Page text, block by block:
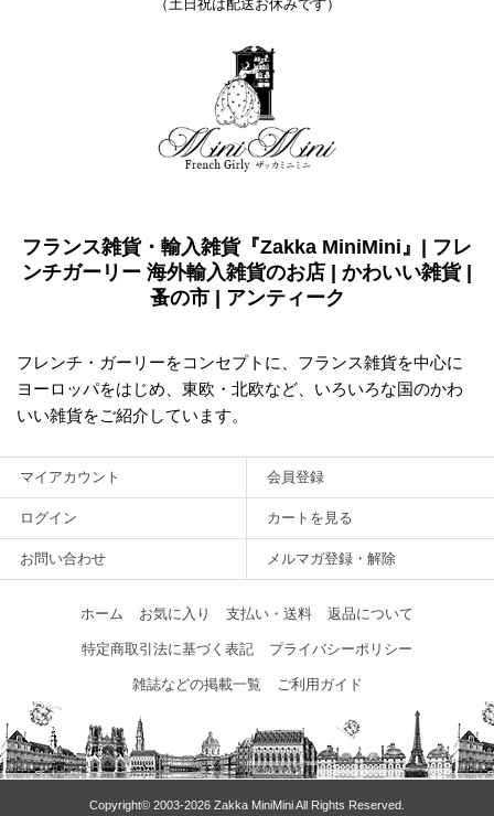
（土日祝は配送お休みです）
フランス雑貨・輸入雑貨『Zakka MiniMini』| フレ
ンチガーリー 海外輸入雑貨のお店 | かわいい雑貨 |
蚤の市 | アンティーク
フレンチ・ガーリーをコンセプトに、フランス雑貨を中心に
ヨーロッパをはじめ、東欧・北欧など、いろいろな国のかわ
いい雑貨をご紹介しています。
マイアカウント 会員登録
ログイン カートを見る
お問い合わせ メルマガ登録・解除
ホーム お気に入り 支払い・送料 返品について
特定商取引法に基づく表記 プライバシーポリシー
雑誌などの掲載一覧 ご利用ガイド
Copyright© 2003‐2026 Zakka MiniMini All Rights Reserved.